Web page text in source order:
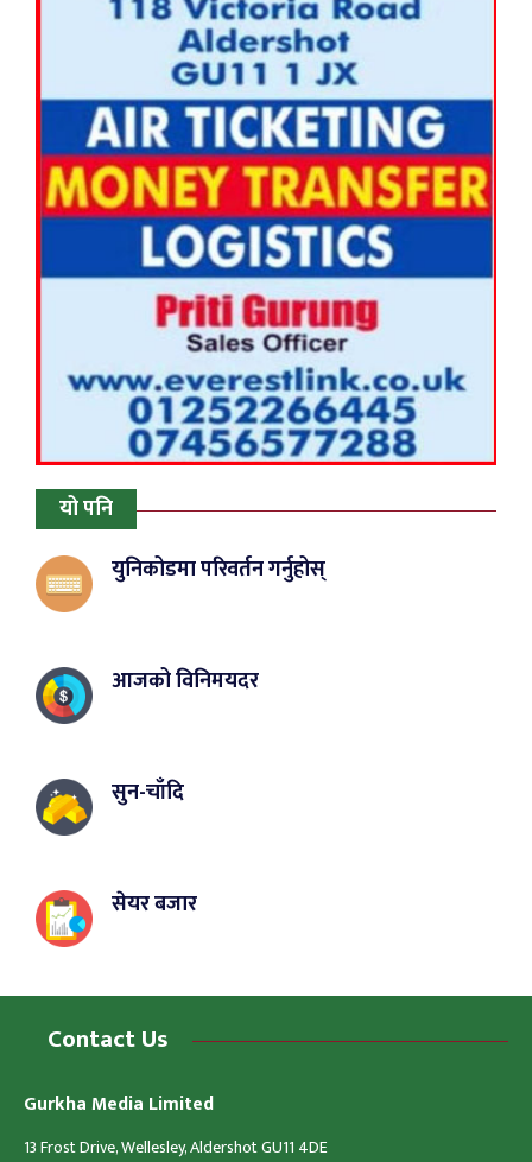
यो पनि
युनिकोडमा परिवर्तन गर्नुहोस्
आजको विनिमयदर
सुन-चाँदि
सेयर बजार
Contact Us
Gurkha Media Limited
13 Frost Drive, Wellesley, Aldershot GU11 4DE